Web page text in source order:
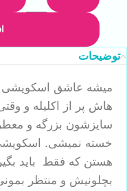
توضیحات
میشه عاشق اسکویشی
هاش پر از اکلیله و
سایزشون بزرگه و
خسته نمیشی.
هستن که فقط باید
بچلونیش و منتظر